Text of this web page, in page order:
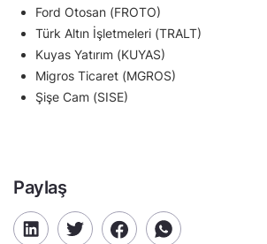
Ford Otosan (FROTO)
Türk Altın İşletmeleri (TRALT)
Kuyas Yatırım (KUYAS)
Migros Ticaret (MGROS)
Şişe Cam (SISE)
Paylaş